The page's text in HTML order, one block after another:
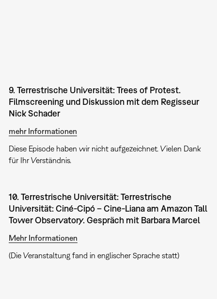
9. Terrestrische Universität: Trees of Protest.
Filmscreening und Diskussion mit dem Regisseur
Nick Schader
mehr Informationen
Diese Episode haben wir nicht aufgezeichnet. Vielen Dank
für Ihr Verständnis.
10. Terrestrische Universität: Terrestrische
Universität: Ciné-Cipó – Cine-Liana am Amazon Tall
Tower Observatory. Gespräch mit Barbara Marcel
Mehr Informationen
(Die Veranstaltung fand in englischer Sprache statt)